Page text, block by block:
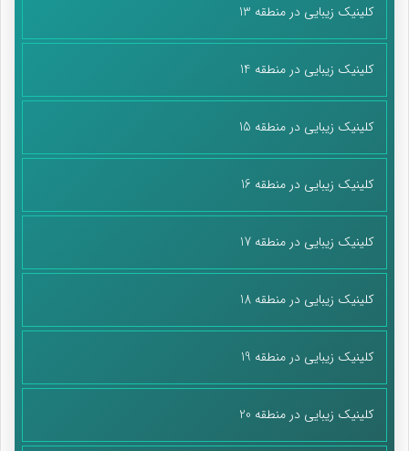
کلینیک زیبایی در منطقه 13
کلینیک زیبایی در منطقه 14
کلینیک زیبایی در منطقه 15
کلینیک زیبایی در منطقه 16
کلینیک زیبایی در منطقه 17
کلینیک زیبایی در منطقه 18
کلینیک زیبایی در منطقه 19
کلینیک زیبایی در منطقه 20